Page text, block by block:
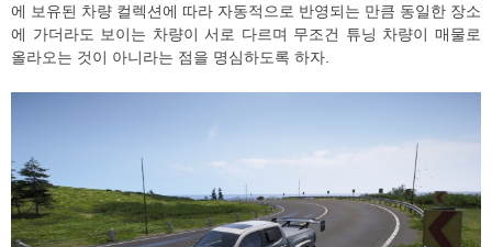
에 보유된 차량 컬렉션에 따라 자동적으로 반영되는 만큼 동일한 장소
에 가더라도 보이는 차량이 서로 다르며 무조건 튜닝 차량이 매물로
올라오는 것이 아니라는 점을 명심하도록 하자.